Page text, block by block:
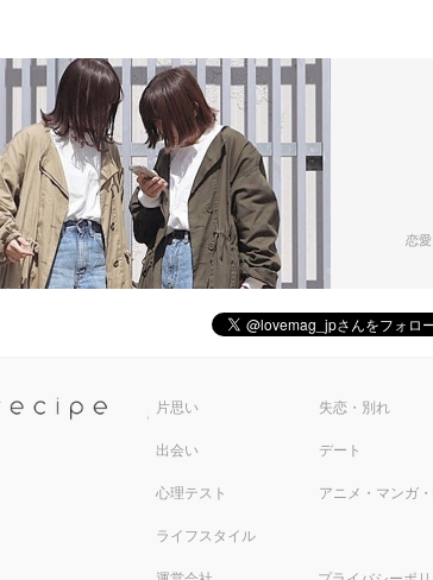
恋
片思い 失恋・別れ
出会い デート
心理テスト アニメ・マンガ
ライフスタイル
恋愛レシピ